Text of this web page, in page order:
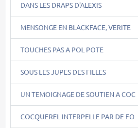
DANS LES DRAPS D'ALEXIS
MENSONGE EN BLACKFACE, VERITE
TOUCHES PAS A POL POTE
SOUS LES JUPES DES FILLES
UN TEMOIGNAGE DE SOUTIEN A COC
COCQUEREL INTERPELLE PAR DE FO